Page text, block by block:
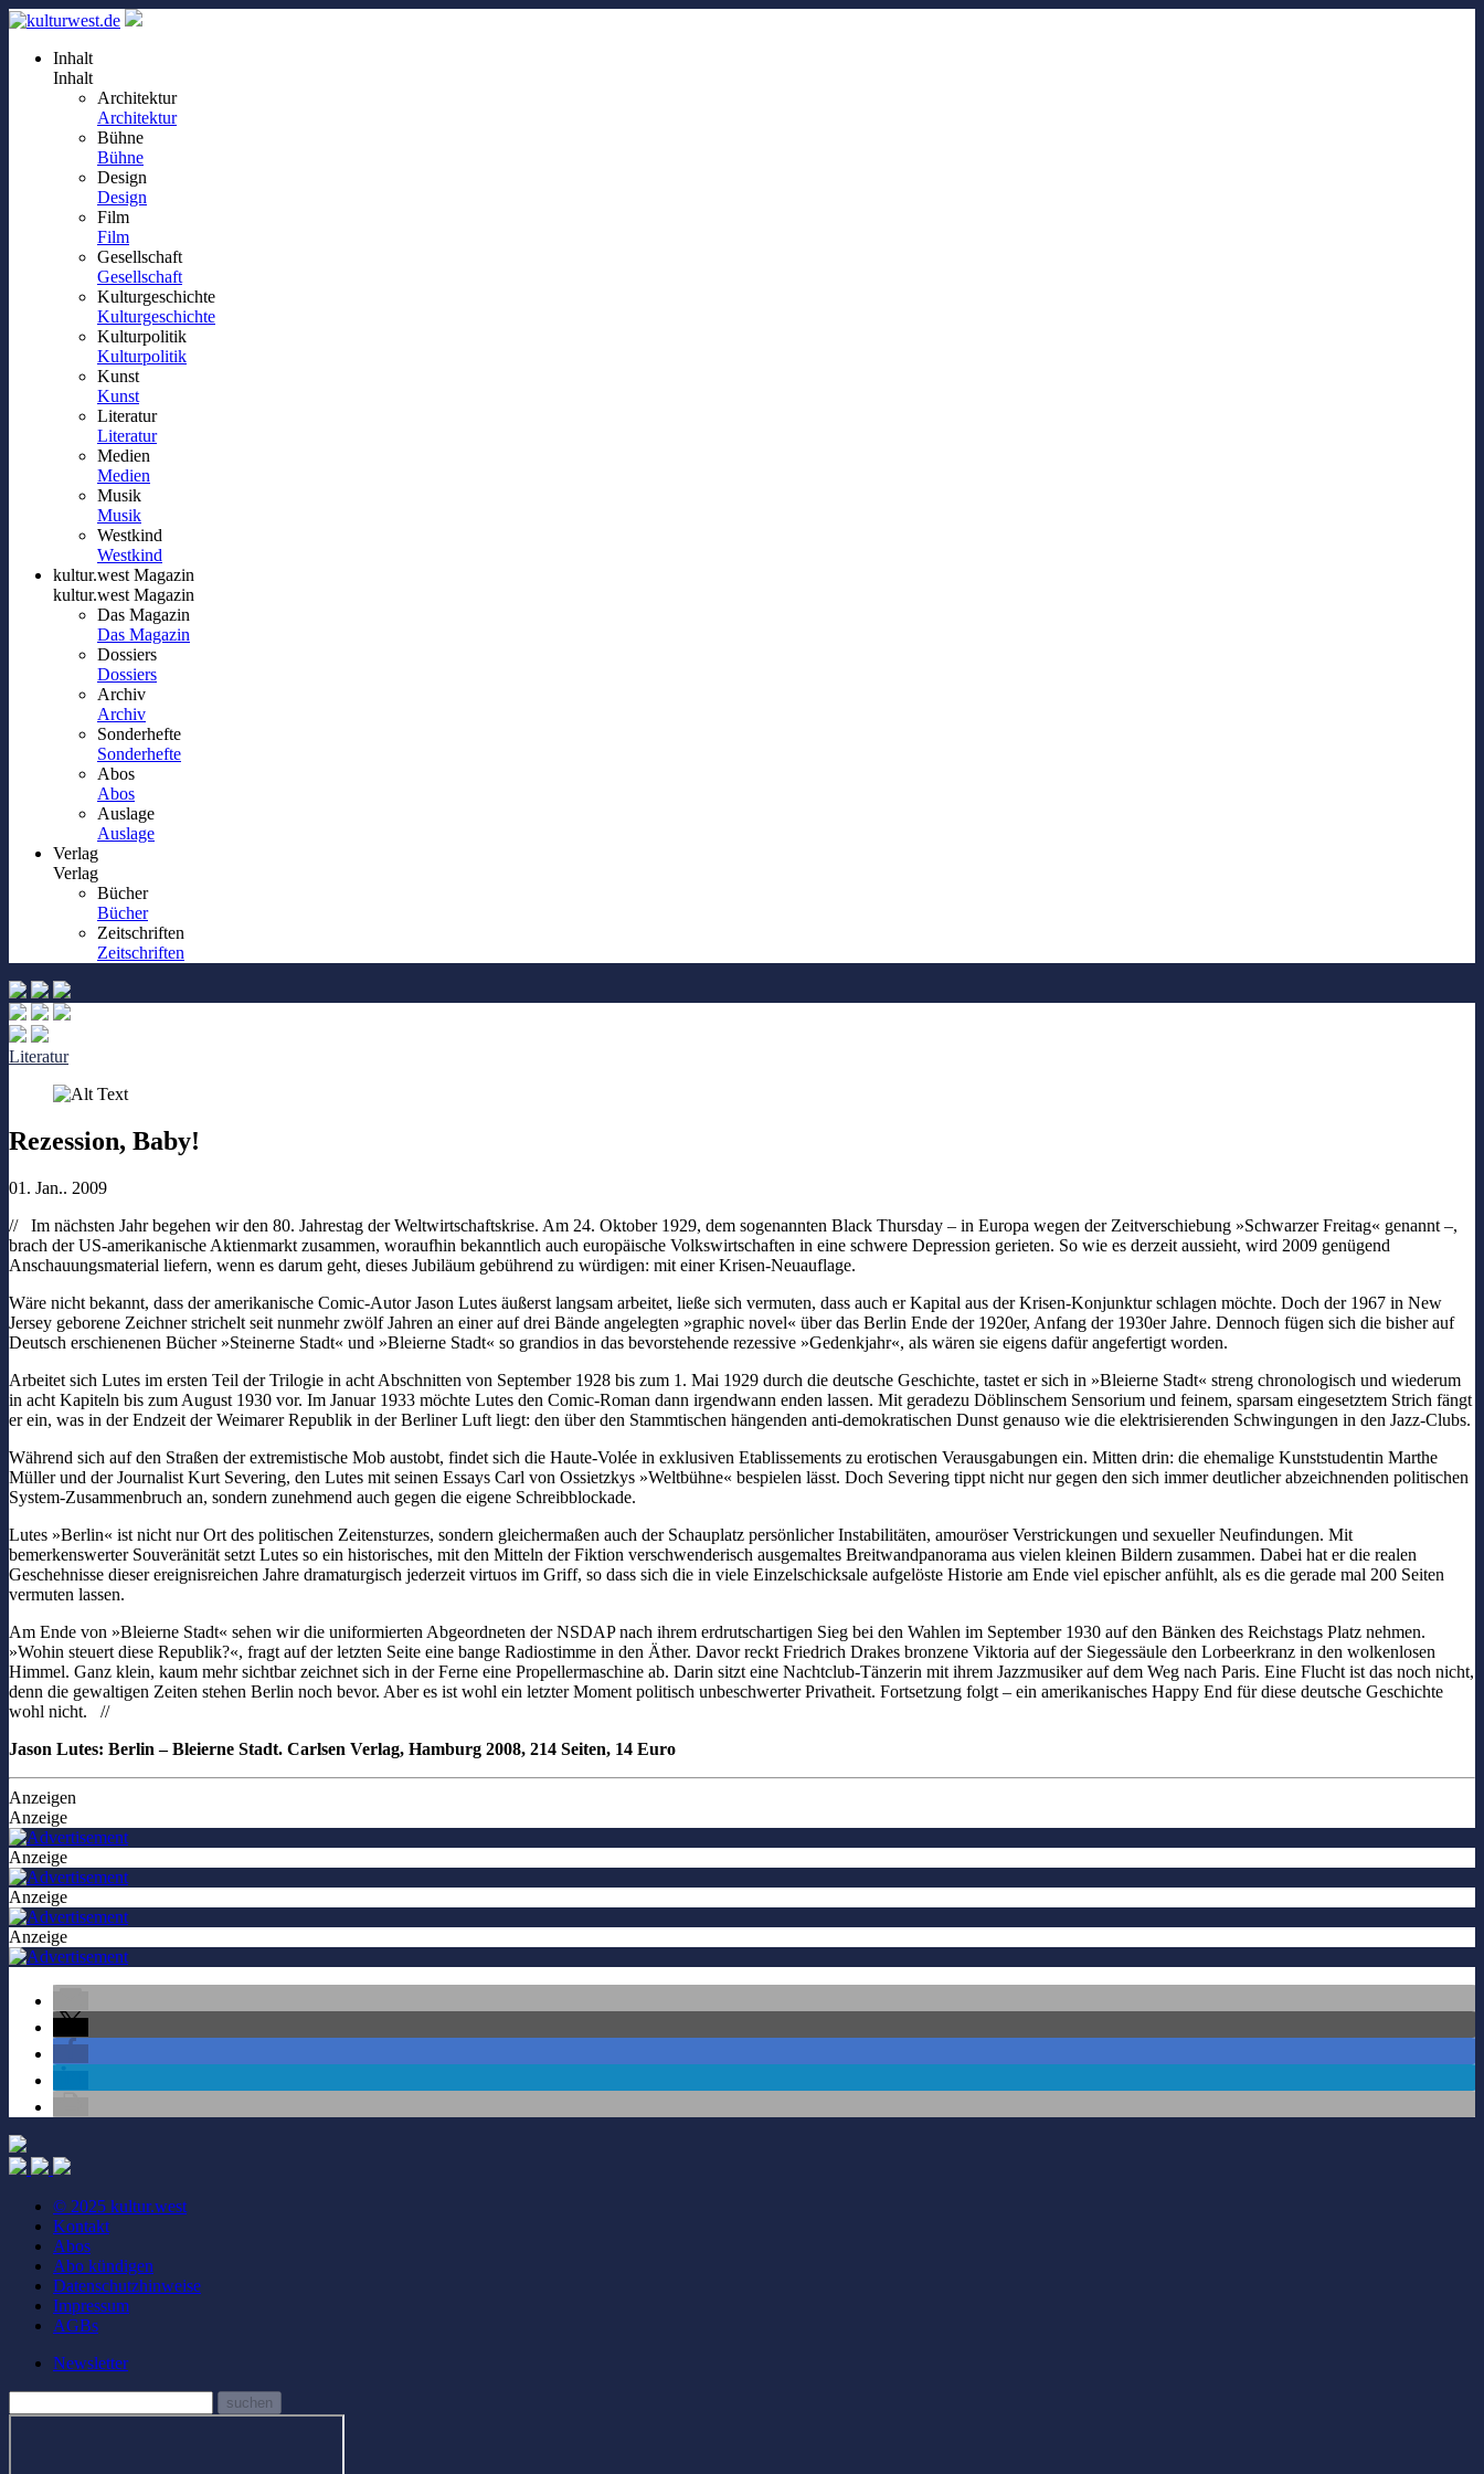
Inhalt
Inhalt
Architektur
Architektur
Bühne
Bühne
Design
Design
Film
Film
Gesellschaft
Gesellschaft
Kulturgeschichte
Kulturgeschichte
Kulturpolitik
Kulturpolitik
Kunst
Kunst
Literatur
Literatur
Medien
Medien
Musik
Musik
Westkind
Westkind
kultur.west Magazin
kultur.west Magazin
Das Magazin
Das Magazin
Dossiers
Dossiers
Archiv
Archiv
Sonderhefte
Sonderhefte
Abos
Abos
Auslage
Auslage
Verlag
Verlag
Bücher
Bücher
Zeitschriften
Zeitschriften
Literatur
Rezession, Baby!
01. Jan.. 2009
// Im nächsten Jahr begehen wir den 80. Jahrestag der Weltwirtschaftskrise. Am 24. Oktober 1929, dem sogenannten Black Thursday – in Europa wegen der Zeitverschiebung »Schwarzer Freitag« genannt –,
brach der US-amerikanische Aktienmarkt zusammen, woraufhin bekanntlich auch europäische Volkswirtschaften in eine schwere Depression gerieten. So wie es derzeit aussieht, wird 2009 genügend
Anschauungsmaterial liefern, wenn es darum geht, dieses Jubiläum gebührend zu würdigen: mit einer Krisen-Neuauflage.
Wäre nicht bekannt, dass der amerikanische Comic-Autor Jason Lutes äußerst langsam arbeitet, ließe sich vermuten, dass auch er Kapital aus der Krisen-Konjunktur schlagen möchte. Doch der 1967 in New
Jersey geborene Zeichner strichelt seit nunmehr zwölf Jahren an einer auf drei Bände angelegten »graphic novel« über das Berlin Ende der 1920er, Anfang der 1930er Jahre. Dennoch fügen sich die bisher auf
Deutsch erschienenen Bücher »Steinerne Stadt« und »Bleierne Stadt« so grandios in das bevorstehende rezessive »Gedenkjahr«, als wären sie eigens dafür angefertigt worden.
Arbeitet sich Lutes im ersten Teil der Trilogie in acht Abschnitten von September 1928 bis zum 1. Mai 1929 durch die deutsche Geschichte, tastet er sich in »Bleierne Stadt« streng chronologisch und wiederum
in acht Kapiteln bis zum August 1930 vor. Im Januar 1933 möchte Lutes den Comic-Roman dann irgendwann enden lassen. Mit geradezu Döblinschem Sensorium und feinem, sparsam eingesetztem Strich fängt
er ein, was in der Endzeit der Weimarer Republik in der Berliner Luft liegt: den über den Stammtischen hängenden anti-demokratischen Dunst genauso wie die elektrisierenden Schwingungen in den Jazz-Clubs.
Während sich auf den Straßen der extremistische Mob austobt, findet sich die Haute-Volée in exklusiven Etablissements zu erotischen Verausgabungen ein. Mitten drin: die ehemalige Kunststudentin Marthe
Müller und der Journalist Kurt Severing, den Lutes mit seinen Essays Carl von Ossietzkys »Weltbühne« bespielen lässt. Doch Severing tippt nicht nur gegen den sich immer deutlicher abzeichnenden politischen
System-Zusammenbruch an, sondern zunehmend auch gegen die eigene Schreibblockade.
Lutes »Berlin« ist nicht nur Ort des politischen Zeitensturzes, sondern gleichermaßen auch der Schauplatz persönlicher Instabilitäten, amouröser Verstrickungen und sexueller Neufindungen. Mit
bemerkenswerter Souveränität setzt Lutes so ein historisches, mit den Mitteln der Fiktion verschwenderisch ausgemaltes Breitwandpanorama aus vielen kleinen Bildern zusammen. Dabei hat er die realen
Geschehnisse dieser ereignisreichen Jahre dramaturgisch jederzeit virtuos im Griff, so dass sich die in viele Einzelschicksale aufgelöste Historie am Ende viel epischer anfühlt, als es die gerade mal 200 Seiten
vermuten lassen.
Am Ende von »Bleierne Stadt« sehen wir die uniformierten Abgeordneten der NSDAP nach ihrem erdrutschartigen Sieg bei den Wahlen im September 1930 auf den Bänken des Reichstags Platz nehmen.
»Wohin steuert diese Republik?«, fragt auf der letzten Seite eine bange Radiostimme in den Äther. Davor reckt Friedrich Drakes bronzene Viktoria auf der Siegessäule den Lorbeerkranz in den wolkenlosen
Himmel. Ganz klein, kaum mehr sichtbar zeichnet sich in der Ferne eine Propellermaschine ab. Darin sitzt eine Nachtclub-Tänzerin mit ihrem Jazzmusiker auf dem Weg nach Paris. Eine Flucht ist das noch nicht,
denn die gewaltigen Zeiten stehen Berlin noch bevor. Aber es ist wohl ein letzter Moment politisch unbeschwerter Privatheit. Fortsetzung folgt – ein amerikanisches Happy End für diese deutsche Geschichte
wohl nicht. //
Jason Lutes: Berlin – Bleierne Stadt. Carlsen Verlag, Hamburg 2008, 214 Seiten, 14 Euro
Anzeigen
Anzeige
Anzeige
Anzeige
Anzeige
© 2025 kultur.west
Kontakt
Abos
Abo kündigen
Datenschutzhinweise
Impressum
AGBs
Newsletter